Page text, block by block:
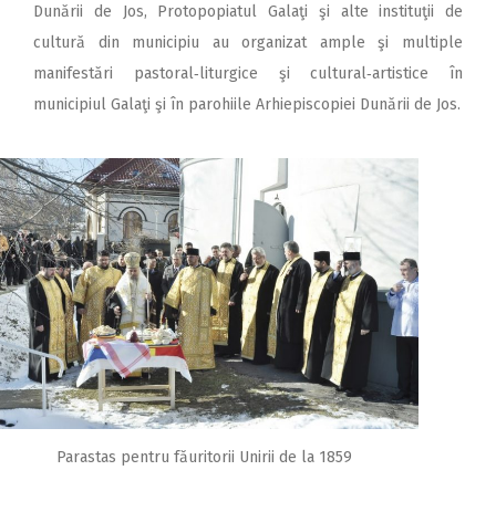
Dunării de Jos, Protopopiatul Galaţi şi alte instituţii de
cultură din municipiu au organizat ample şi multiple
manifestări pastoral‑liturgice şi cultural‑artistice în
municipiul Galaţi şi în parohiile Arhiepiscopiei Dunării de Jos.
Parastas pentru făuritorii Unirii de la 1859